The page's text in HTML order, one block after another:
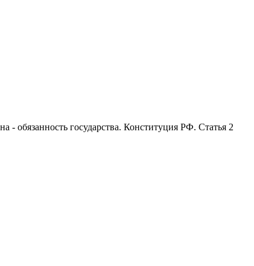
обязанность государства. Конституция РФ. Статья 2